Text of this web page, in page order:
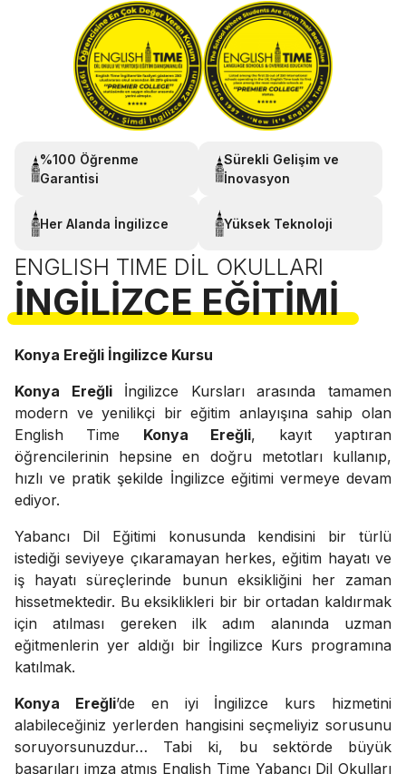
%100 Öğrenme
Garantisi
Sürekli Gelişim ve
İnovasyon
Her Alanda İngilizce Yüksek Teknoloji
ENGLISH TIME DIL OKULLARI
İNGILIZCE EĞITIMI
Konya Ereğli İngilizce Kursu
Konya Ereğliİngilizce Kursları arasında tamamen
modern ve yenilikçi bir eğitim anlayışına sahip olan
English Time Konya Ereğli, kayıt yaptıran
öğrencilerinin hepsine en doğru metotları kullanıp,
hızlı ve pratik şekilde İngilizce eğitimi vermeye devam
ediyor.
Yabancı Dil Eğitimi konusunda kendisini bir türlü
istediği seviyeye çıkaramayan herkes, eğitim hayatı ve
iş hayatı süreçlerinde bunun eksikliğini her zaman
hissetmektedir. Bu eksiklikleri bir bir ortadan kaldırmak
için atılması gereken ilk adım alanında uzman
eğitmenlerin yer aldığı bir İngilizce Kurs programına
katılmak.
Konya Ereğli’de en iyi İngilizce kurs hizmetini
alabileceğiniz yerlerden hangisini seçmeliyiz sorusunu
soruyorsunuzdur… Tabi ki, bu sektörde büyük
başarıları imza atmış English Time Yabancı Dil Okulları